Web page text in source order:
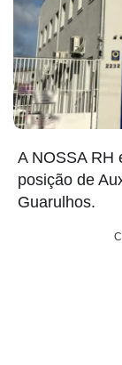
A NOSSA RH
posição de
Guarulhos.